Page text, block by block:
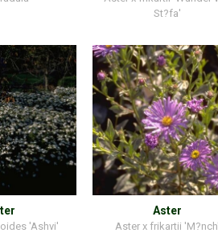
St?fa'
'Ashvi'
Aster
Aster x frikartii